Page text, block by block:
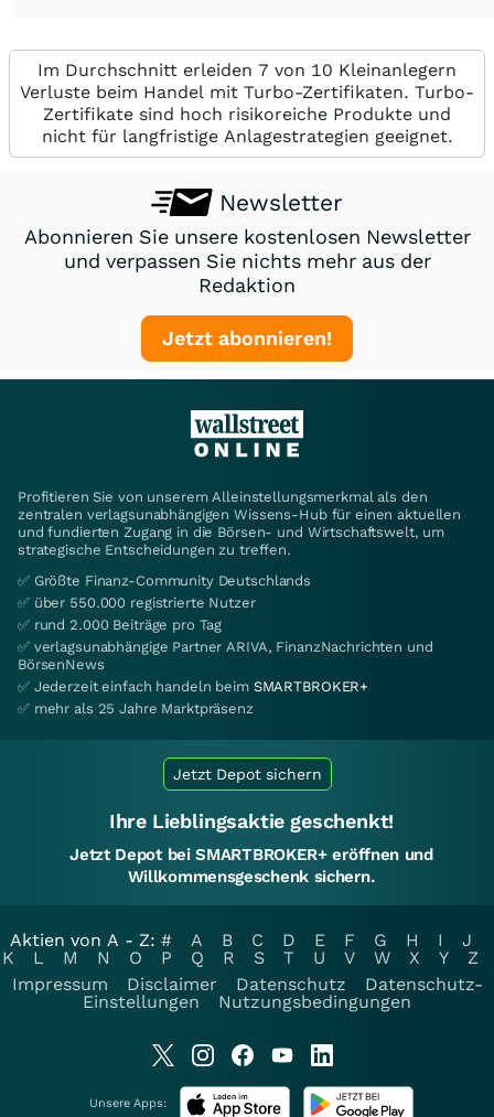
Im Durchschnitt erleiden 7 von 10 Kleinanlegern
Verluste beim Handel mit Turbo-Zertifikaten. Turbo-
Zertifikate sind hoch risikoreiche Produkte und
nicht für langfristige Anlagestrategien geeignet.
Newsletter
Abonnieren Sie unsere kostenlosen Newsletter
und verpassen Sie nichts mehr aus der
Redaktion
Jetzt abonnieren!
Profitieren Sie von unserem Alleinstellungsmerkmal als den
zentralen verlagsunabhängigen Wissens-Hub für einen aktuellen
und fundierten Zugang in die Börsen- und Wirtschaftswelt, um
strategische Entscheidungen zu treffen.
✅ Größte Finanz-Community Deutschlands
✅ über 550.000 registrierte Nutzer
✅ rund 2.000 Beiträge pro Tag
✅ verlagsunabhängige Partner ARIVA, FinanzNachrichten und
BörsenNews
✅ Jederzeit einfach handeln beim SMARTBROKER+
✅ mehr als 25 Jahre Marktpräsenz
Jetzt Depot sichern
Ihre Lieblingsaktie geschenkt!
Jetzt Depot bei SMARTBROKER+ eröffnen und
Willkommensgeschenk sichern.
Aktien von A - Z: # A B C D E F G H I
J
K
L M N O P Q R S T U V W X Y
Z
Impressum
Disclaimer Datenschutz
Datenschutz-
Einstellungen
Nutzungsbedingungen
Unsere Apps: